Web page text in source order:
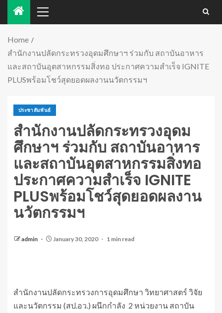
Home
สำนักงานปลัดกระทรวงอุดมศึกษาฯ ร่วมกับ สถาบันอาหาร
และสถาบันอุตสาหกรรมสิ่งทอ ประกาศความสำเร็จ IGNITE
PLUSพร้อมโชว์สุดยอดผลงานนวัตกรรมฯ
ประชาสัมพันธ์
สำนักงานปลัดกระทรวงอุดม
ศึกษาฯ ร่วมกับ สถาบันอาหาร
และสถาบันอุตสาหกรรมสิ่งทอ
ประกาศความสำเร็จ IGNITE
PLUSพร้อมโชว์สุดยอดผลงาน
นวัตกรรมฯ
admin January 30, 2020 1 min read
สำนักงานปลัดกระทรวงการอุดมศึกษา วิทยาศาสตร์ วิจัย
และนวัตกรรม (สป.อว.) ผนึกกำลัง 2 หน่วยงาน สถาบัน